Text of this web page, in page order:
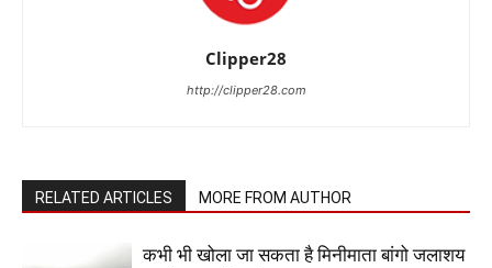
Clipper28
http://clipper28.com
RELATED ARTICLES MORE FROM AUTHOR
कभी भी खोला जा सकता है मिनीमाता बांगो जलाशय